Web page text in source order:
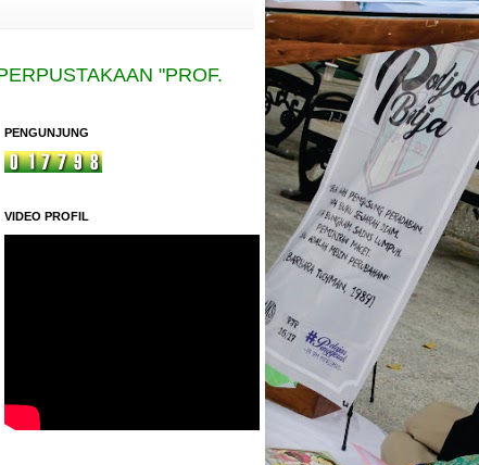
"PROF. SITI BAROROH BARIED"
PENGUNJUNG
VIDEO PROFIL